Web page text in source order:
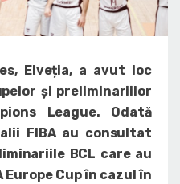
Elveția, a avut loc
și preliminariilor
League. Odată
FIBA au consultat
BCL care au
Europe Cup în cazul în